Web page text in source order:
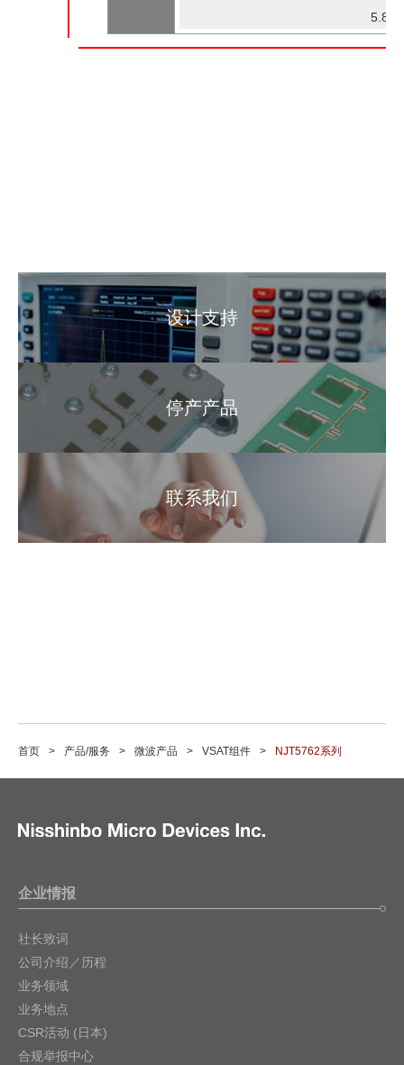
5.85
设计支持
停产产品
联系我们
首页 产品/服务 微波产品 VSAT组件 NJT5762系列
企业情报
社长致词
公司介绍／历程
业务领域
业务地点
CSR活动 (日本)
合规举报中心